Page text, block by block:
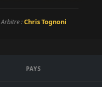
Arbitre :Chris Tognoni
PAYS